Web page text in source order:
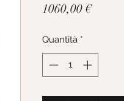
1060,00 €Prezzo
Quantità *